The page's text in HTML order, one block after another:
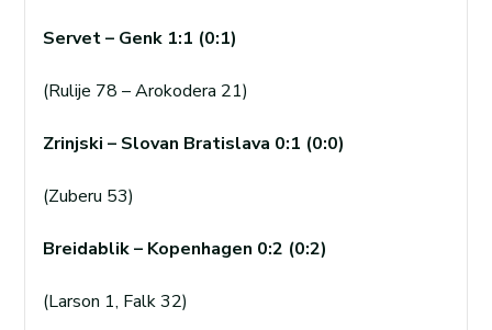
Servet – Genk 1:1 (0:1)
(Rulije 78 – Arokodera 21)
Zrinjski – Slovan Bratislava 0:1 (0:0)
(Zuberu 53)
Breidablik – Kopenhagen 0:2 (0:2)
(Larson 1, Falk 32)